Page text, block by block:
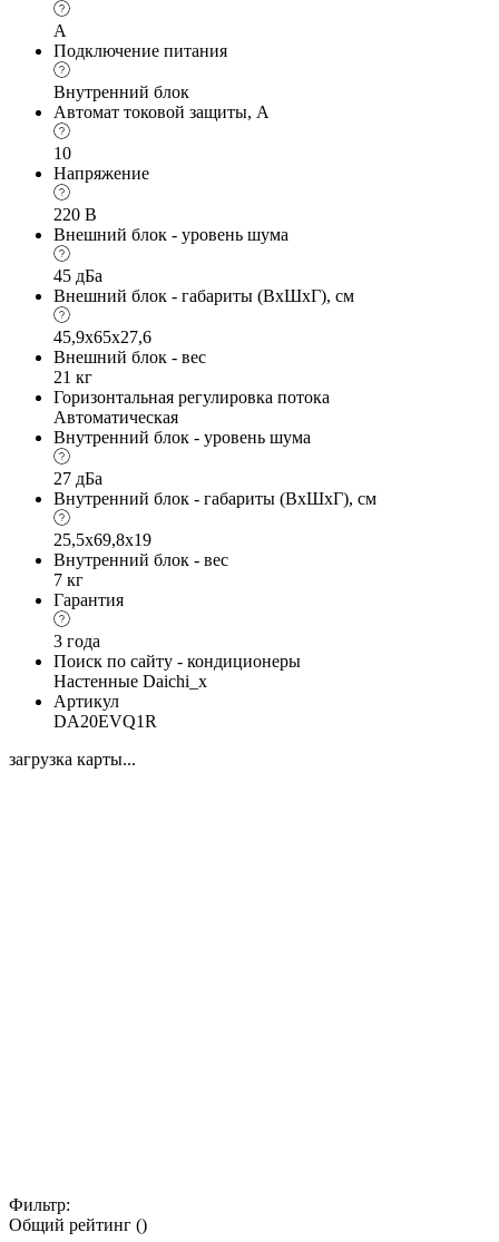
A
Подключение питания
Внутренний блок
Автомат токовой защиты, А
10
Напряжение
220 В
Внешний блок - уровень шума
45 дБа
Внешний блок - габариты (ВхШхГ), см
45,9x65x27,6
Внешний блок - вес
21 кг
Горизонтальная регулировка потока
Автоматическая
Внутренний блок - уровень шума
27 дБа
Внутренний блок - габариты (ВхШхГ), см
25,5x69,8x19
Внутренний блок - вес
7 кг
Гарантия
3 года
Поиск по сайту - кондиционеры
Настенные Daichi_x
Артикул
DA20EVQ1R
загрузка карты...
Фильтр:
Общий рейтинг ()